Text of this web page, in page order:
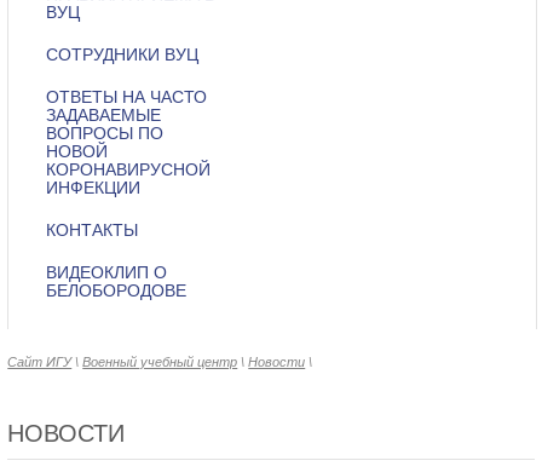
ВУЦ
СОТРУДНИКИ ВУЦ
ОТВЕТЫ НА ЧАСТО
ЗАДАВАЕМЫЕ
ВОПРОСЫ ПО
НОВОЙ
КОРОНАВИРУСНОЙ
ИНФЕКЦИИ
КОНТАКТЫ
ВИДЕОКЛИП О
БЕЛОБОРОДОВЕ
Сайт ИГУ\Военный учебный центр \Новости \
НОВОСТИ